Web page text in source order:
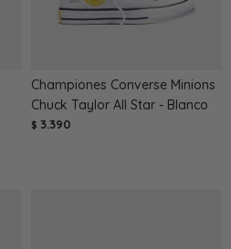
Championes Converse Minions
Chuck Taylor All Star - Blanco
$ 3.390